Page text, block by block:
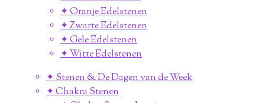
✦ Oranje Edelstenen
✦ Zwarte Edelstenen
✦ Gele Edelstenen
✦ Witte Edelstenen
✦ Stenen & De Dagen van de Week
✦ Chakra Stenen